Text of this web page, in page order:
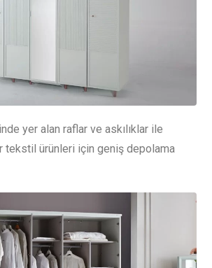
yer alan raflar ve askılıklar ile
tekstil ürünleri için geniş depolama